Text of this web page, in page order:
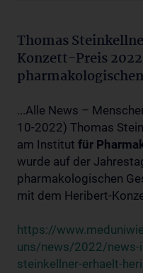
Thomas
Konzett-Preis
...Alle News –
10-2022) Thomas
am Institut für
wurde auf der
pharmakologischen
mit dem Heribert-
https://
uns/news/2022/
steinkellner-erhaelt-